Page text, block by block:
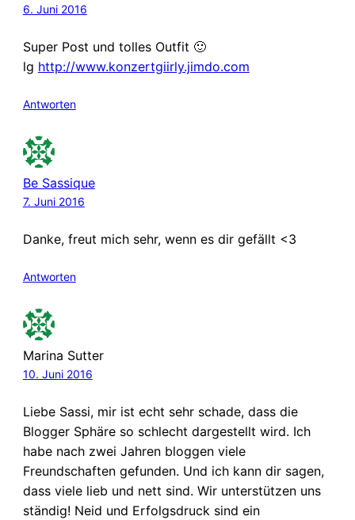
6. Juni 2016
Super Post und tolles Outfit 🙂
lg http://www.konzertgiirly.jimdo.com
Antworten
Be Sassique
7. Juni 2016
Danke, freut mich sehr, wenn es dir gefällt <3
Antworten
Marina Sutter
10. Juni 2016
Liebe Sassi, mir ist echt sehr schade, dass die
Blogger Sphäre so schlecht dargestellt wird. Ich
habe nach zwei Jahren bloggen viele
Freundschaften gefunden. Und ich kann dir sagen,
dass viele lieb und nett sind. Wir unterstützen uns
ständig! Neid und Erfolgsdruck sind ein